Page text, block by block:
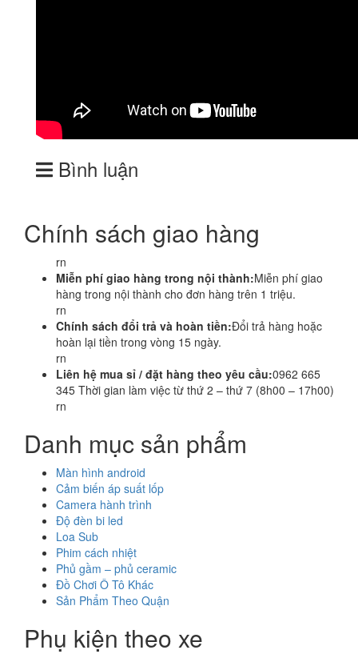
Bình luận
Chính sách giao hàng
rn
Miễn phí giao hàng trong nội thành:Miễn phí giao
hàng trong nội thành cho đơn hàng trên 1 triệu.
rn
Chính sách đổi trả và hoàn tiền:Đổi trả hàng hoặc
hoàn lại tiền trong vòng 15 ngày.
rn
Liên hệ mua sỉ / đặt hàng theo yêu cầu:0962 665
345 Thời gian làm việc từ thứ 2 – thứ 7 (8h00 – 17h00)
rn
Danh mục sản phẩm
Màn hình android
Cảm biến áp suất lốp
Camera hành trình
Độ đèn bi led
Loa Sub
Phim cách nhiệt
Phủ gầm – phủ ceramic
Đồ Chơi Ô Tô Khác
Sản Phẩm Theo Quận
Phụ kiện theo xe